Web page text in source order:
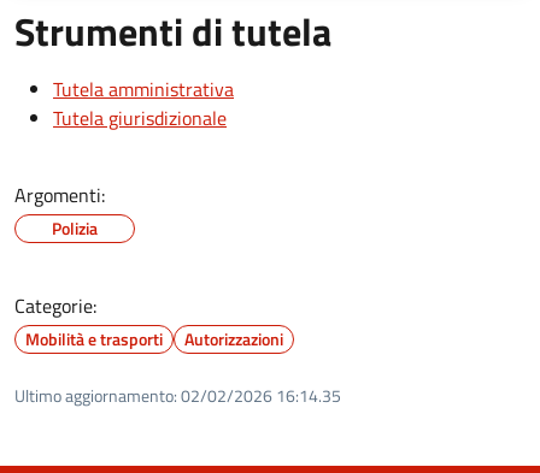
Strumenti di tutela
Tutela amministrativa
Tutela giurisdizionale
Argomenti:
Polizia
Categorie:
Mobilità e trasporti Autorizzazioni
Ultimo aggiornamento:02/02/2026 16:14.35